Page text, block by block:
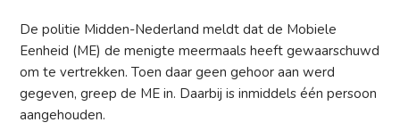
De politie Midden-Nederland meldt dat de Mobiele
Eenheid (ME) de menigte meermaals heeft gewaarschuwd
om te vertrekken. Toen daar geen gehoor aan werd
gegeven, greep de ME in. Daarbij is inmiddels één persoon
aangehouden.